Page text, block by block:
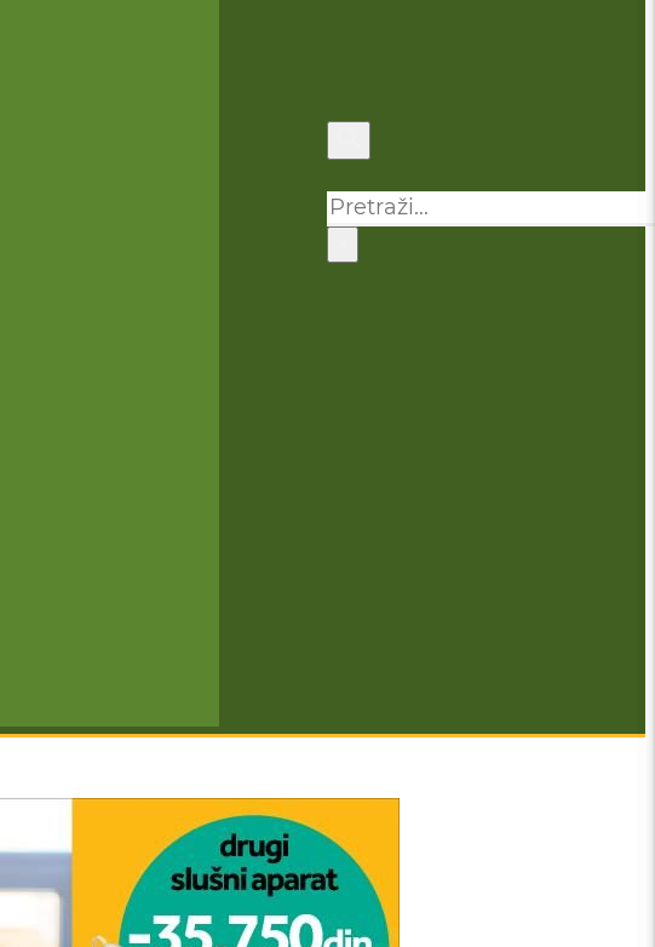
Pretraga